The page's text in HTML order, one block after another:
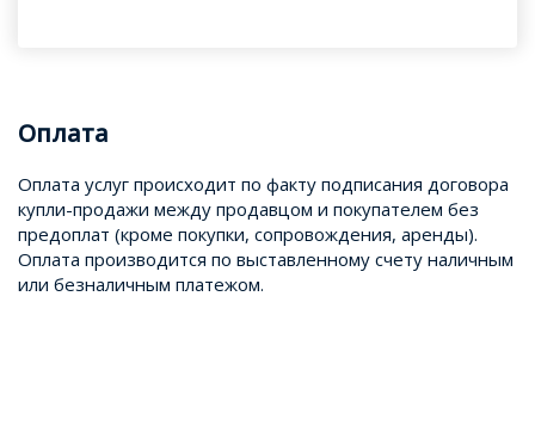
Оплата
Оплата услуг происходит по факту подписания договора
купли-продажи между продавцом и покупателем без
предоплат (кроме покупки, сопровождения, аренды).
Оплата производится по выставленному счету наличным
или безналичным платежом.